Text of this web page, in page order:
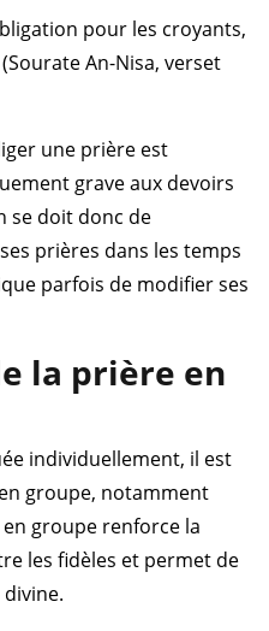
pour les croyants,
An-Nisa, verset
une prière est
grave aux devoirs
se doit donc de
prières dans les temps
parfois de modifier ses
la prière en
individuellement, il est
groupe, notamment
groupe renforce la
les fidèles et permet de